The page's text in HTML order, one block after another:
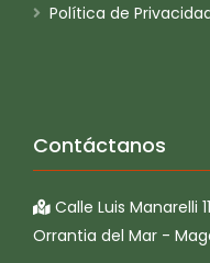
Política de
Contáctanos
Calle Luis Manarelli
Orrantia del Mar -